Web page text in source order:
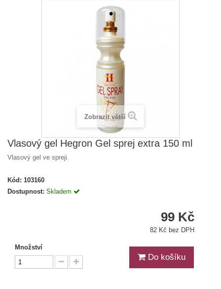
Zobrazit větší
Vlasový gel Hegron Gel sprej extra 150 ml
Vlasový gel ve spreji.
Kód: 103160
Dostupnost: Skladem
99 Kč
82 Kč bez DPH
Množství
Do košíku